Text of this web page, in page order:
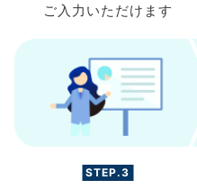
ご入力 いただけます
STEP.3